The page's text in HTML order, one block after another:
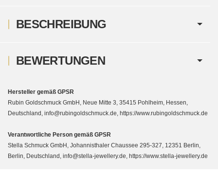
BESCHREIBUNG
BEWERTUNGEN
Hersteller gemäß GPSR
Rubin Goldschmuck GmbH, Neue Mitte 3, 35415 Pohlheim, Hessen,
Deutschland, info@rubingoldschmuck.de, https://www.rubingoldschmuck.de
Verantwortliche Person gemäß GPSR
Stella Schmuck GmbH, Johannisthaler Chaussee 295-327, 12351 Berlin,
Berlin, Deutschland, info@stella-jewellery.de, https://www.stella-jewellery.de